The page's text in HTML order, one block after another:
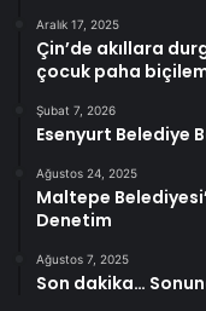
Aralık 17, 2025
Çin’de akıllara
çocuk paha
Şubat 7, 2026
Esenyurt Belediye
Ağustos 24, 2025
Maltepe
Denetim
Ağustos 7, 2025
Son dakika…